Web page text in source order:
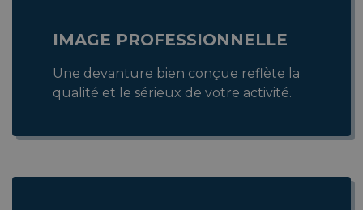
IMAGE PROFESSIONNELLE
Une devanture bien conçue reflète la
qualité et le sérieux de votre activité.